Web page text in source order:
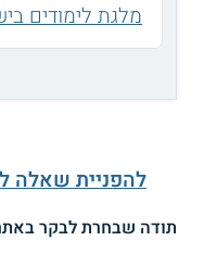
מלגת לימודים
להפניית שאלה
תודה שבחרת לבקר